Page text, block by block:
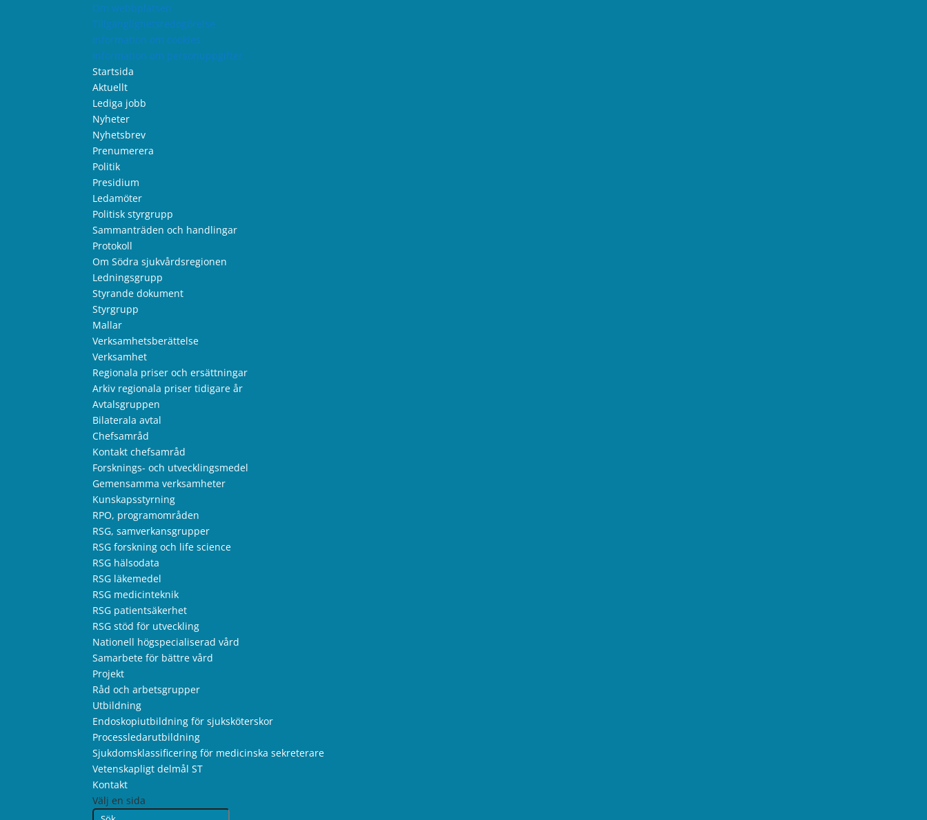
Om webbplatsen
Tillgänglighetsredogörelse
Information om cookies
Information om personuppgifter
Startsida
Aktuellt
Lediga jobb
Nyheter
Nyhetsbrev
Prenumerera
Politik
Presidium
Ledamöter
Politisk styrgrupp
Sammanträden och handlingar
Protokoll
Om Södra sjukvårdsregionen
Ledningsgrupp
Styrande dokument
Styrgrupp
Mallar
Verksamhetsberättelse
Verksamhet
Regionala priser och ersättningar
Arkiv regionala priser tidigare år
Avtalsgruppen
Bilaterala avtal
Chefsamråd
Kontakt chefsamråd
Forsknings- och utvecklingsmedel
Gemensamma verksamheter
Kunskapsstyrning
RPO, programområden
RSG, samverkansgrupper
RSG forskning och life science
RSG hälsodata
RSG läkemedel
RSG medicinteknik
RSG patientsäkerhet
RSG stöd för utveckling
Nationell högspecialiserad vård
Samarbete för bättre vård
Projekt
Råd och arbetsgrupper
Utbildning
Endoskopiutbildning för sjuksköterskor
Processledarutbildning
Sjukdomsklassificering för medicinska sekreterare
Vetenskapligt delmål ST
Kontakt
Välj en sida